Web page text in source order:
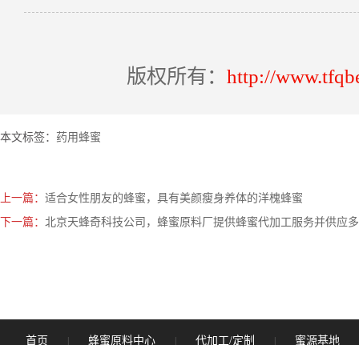
版权所有： http://
本文标签： 药用蜂蜜
上一篇： 适合女性朋友的蜂蜜，具有美颜瘦身养体的洋槐蜂蜜
下一篇： 北京天蜂奇科技公司，蜂蜜原料厂提供蜂蜜代加工服务并供应
首页 蜂蜜原料中心 代加工/定制 蜜源基地